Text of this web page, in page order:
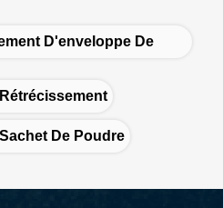
D'enveloppe De
De Poudre